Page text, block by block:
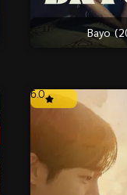
Bayo
6.0